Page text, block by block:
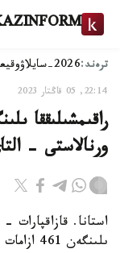
ترەند:2026-سايلاۋ
22:14, 05 قاڭتار 2023
ورنالاستى -
استانا. قازاقپارات
ىلىنگەن 461 ازامات جۇمىسقا ورنالاستىرىلدى.